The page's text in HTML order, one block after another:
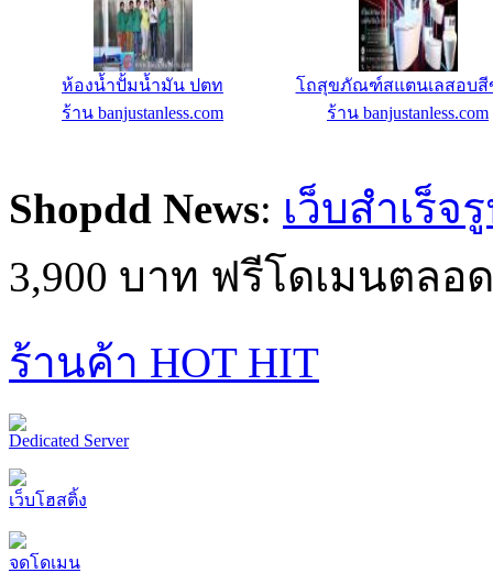
ห้องน้ำปั้มน้ำมัน ปตท
ร้าน banjustanless.com
โถสุขภัณฑ์สแตนเลสอบสี
ร้าน banjustanless.com
Shopdd News: เว็บสำเร็จ
3,900 บาท ฟรีโดเมนตลอ
ร้านค้า HOT HIT
Dedicated Server
เว็บโฮสติ้ง
จดโดเมน